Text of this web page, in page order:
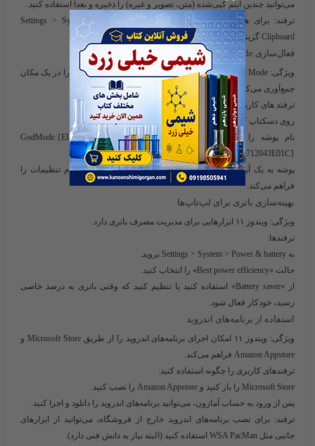
می‌توانید چندین آیتم کپی‌شده (متن، تصویر و غیره) را ذخیره و بعداً استفاده کنید.
ترفند:
برای همگام‌سازی کلیپ‌بورد بین دستگاه‌ها، در Settings > System >
Clipboard گزینه «Sync across devices» را فعال کنید.
فعال‌سازی God Mode
ویژگی:
God Mode یک پوشه مخفی است که تمام تنظیمات ویندوز را در یک مکان
جمع‌آوری می‌کند.
ترفند های کاربردی را چگونه فعال کنید:
روی دسکتاپ کلیک راست کرده و New > Folder را انتخاب کنید.
نام پوشه را به این تغییر دهید: GodMode.{ED7BA470-8E54-465E-825C-
99712043E01C}
پوشه به یک آیکون جدید تبدیل می‌شود که دسترسی سریع به تمام تنظیمات را
فراهم می‌کند.
بهینه‌سازی باتری برای لپ‌تاپ‌ها
ویژگی: ویندوز ۱۱ ابزارهایی برای مدیریت مصرف باتری دارد.
ترفندها:
به Settings > System > Power & battery بروید.
حالت «Best power efficiency» را انتخاب کنید.
از «Battery saver» استفاده کنید یا تنظیم کنید که وقتی باتری به درصد خاصی
رسید، خودکار فعال شود.
استفاده از برنامه‌های اندروید
ویژگی:
ویندوز ۱۱ امکان اجرای برنامه‌های اندروید را از طریق Microsoft Store و
Amazon Appstore فراهم می‌کند.
ترفندهای کاربری را چگونه استفاده کنید:
Microsoft Store را باز کنید و Amazon Appstore را نصب کنید.
پس از ورود به حساب آمازون، می‌توانید برنامه‌های اندروید را دانلود و اجرا کنید.
ترفند: برای نصب برنامه‌های اندروید خارج از فروشگاه، می‌توانید از ابزارهای
جانبی مثل WSA PacMan استفاده کنید (البته نیاز به دانش فنی دارد).